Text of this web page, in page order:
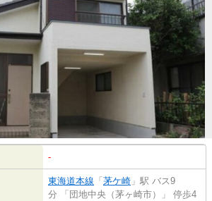
-
東海道本線 「 茅ケ崎 」駅 バス9
分 「団地中央（茅ヶ崎市）」 停歩4